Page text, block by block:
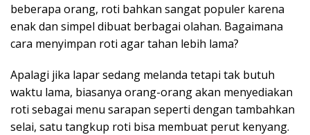
beberapa orang, roti bahkan sangat populer karena
enak dan simpel dibuat berbagai olahan. Bagaimana
cara menyimpan roti agar tahan lebih lama?
Apalagi jika lapar sedang melanda tetapi tak butuh
waktu lama, biasanya orang-orang akan menyediakan
roti sebagai menu sarapan seperti dengan tambahkan
selai, satu tangkup roti bisa membuat perut kenyang.